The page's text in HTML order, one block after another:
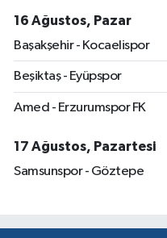
16 Ağustos, Pazar
Başakşehir - Kocaelispor
Beşiktaş - Eyüpspor
Amed - Erzurumspor FK
17 Ağustos, Pazartesi
Samsunspor - Göztepe